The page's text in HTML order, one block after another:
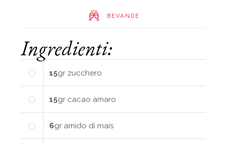
BEVANDE
Ingredienti:
15gr zucchero
15gr cacao amaro
6gr amido di mais